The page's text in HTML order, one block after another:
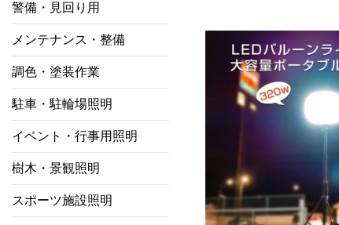
警備・見回り用
メンテナンス・整備
調色・塗装作業
駐車・駐輪場照明
イベント・行事用照明
樹木・景観照明
スポーツ施設照明